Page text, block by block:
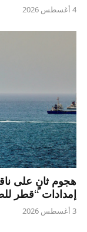
4 أغسطس 2026
هجوم ثانٍ على
إمدادات “قطر
3 أغسطس 2026